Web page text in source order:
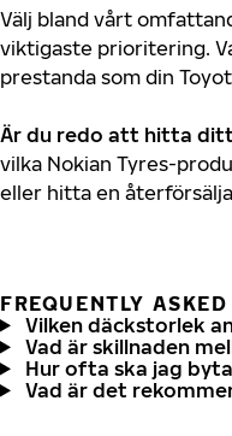
Välj bland vårt
viktigaste prioritering.
prestanda som din
Är du redo att hitta
vilka Nokian Tyres-
eller hitta en
FREQUENTLY
Vilken däckstorlek
Vad är skillnaden
Hur ofta ska jag
Vad är det